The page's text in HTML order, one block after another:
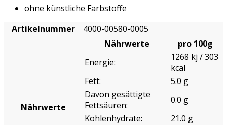
ohne künstliche Farbstoffe
Artikelnummer
4000-00580-0005
Nährwerte
Nährwerte
pro 100g
Energie:
1268 kj / 303
kcal
Fett:
5.0 g
Davon gesättigte
Fettsäuren:
0.0 g
Kohlenhydrate:
21.0 g